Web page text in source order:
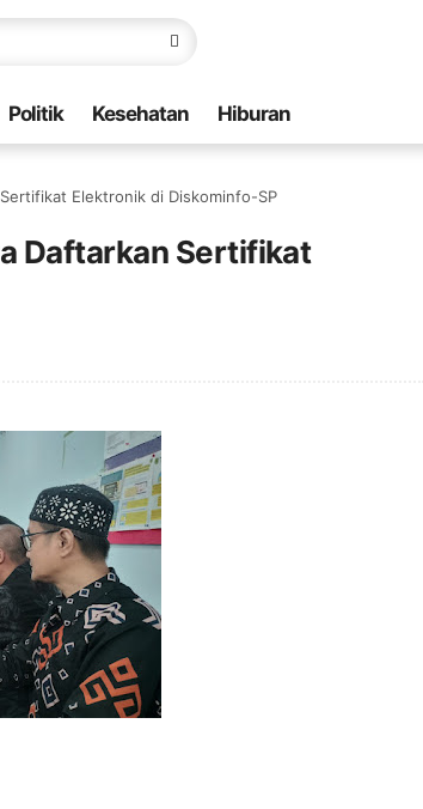
Politik Kesehatan Hiburan
Elektronik di Diskominfo-SP
Daftarkan Sertifikat